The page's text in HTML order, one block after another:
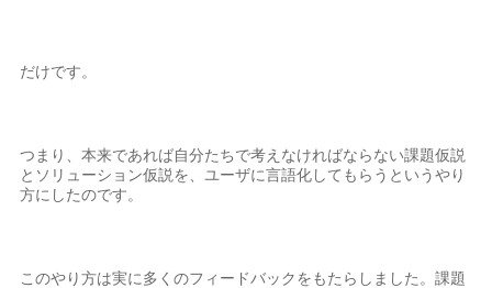
だけです。
つまり、本来であれば自分たちで考えなければならない課題仮説
とソリューション仮説を、ユーザに言語化してもらうというやり
方にしたのです。
このやり方は実に多くのフィードバックをもたらしました。課題